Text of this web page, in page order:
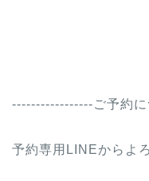
-----------------ご予約
予約専用LINEからよ